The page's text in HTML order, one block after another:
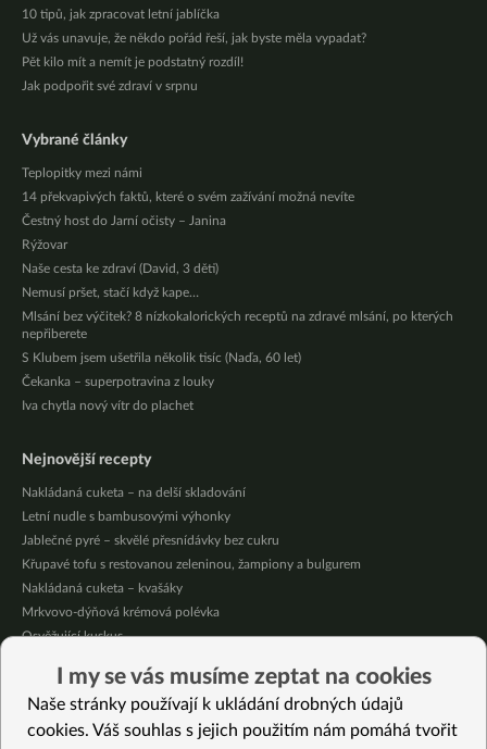
10 tipů, jak zpracovat letní jablíčka
Už vás unavuje, že někdo pořád řeší, jak byste měla vypadat?
Pět kilo mít a nemít je podstatný rozdíl!
Jak podpořit své zdraví v srpnu
Vybrané články
Teplopitky mezi námi
14 překvapivých faktů, které o svém zažívání možná nevíte
Čestný host do Jarní očisty – Janina
Rýžovar
Naše cesta ke zdraví (David, 3 děti)
Nemusí pršet, stačí když kape…
Mlsání bez výčitek? 8 nízkokalorických receptů na zdravé mlsání, po kterých
nepřiberete
S Klubem jsem ušetřila několik tisíc (Naďa, 60 let)
Čekanka – superpotravina z louky
Iva chytla nový vítr do plachet
Nejnovější recepty
Nakládaná cuketa – na delší skladování
Letní nudle s bambusovými výhonky
Jablečné pyré – skvělé přesnídávky bez cukru
Křupavé tofu s restovanou zeleninou, žampiony a bulgurem
Nakládaná cuketa – kvašáky
Mrkvovo-dýňová krémová polévka
Osvěžující kuskus
Nepečený jablečný dort s rybízem
Čokoládové muffiny s mangovým krémem
I my se vás musíme zeptat na cookies
Naše stránky používají k ukládání drobných údajů
cookies. Váš souhlas s jejich použitím nám pomáhá tvořit